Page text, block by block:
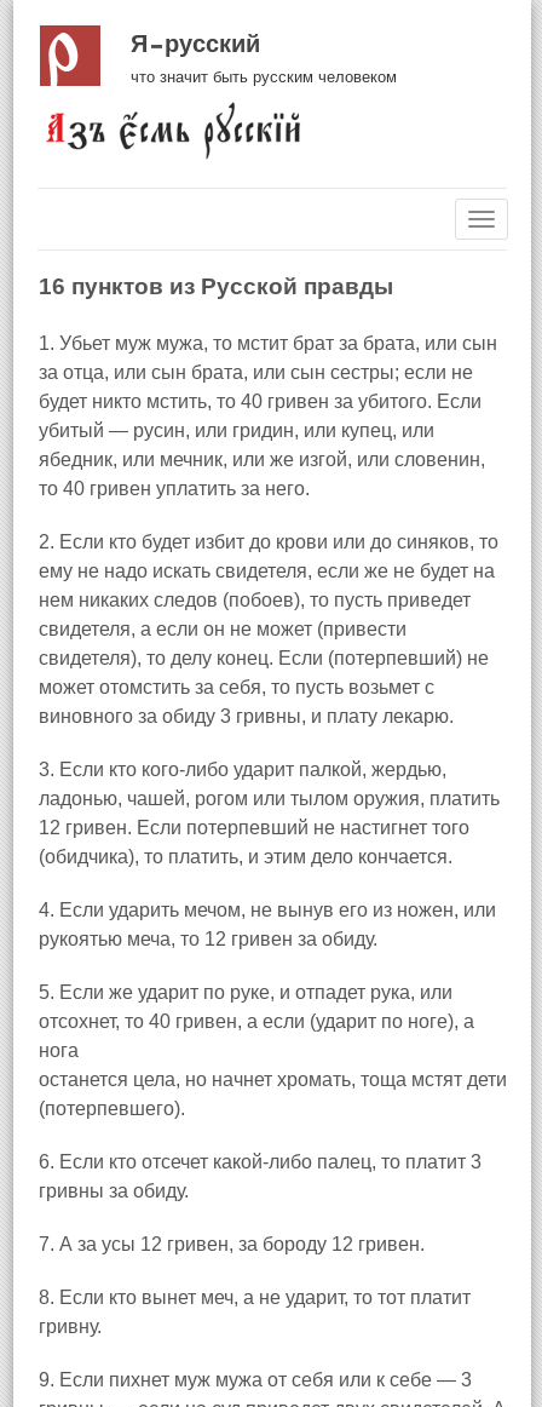
Я русский
что значит быть русским человеком
16 пунктов из Русской правды
1. Убьет муж мужа, то мстит брат за брата, или сын
за отца, или сын брата, или сын сестры; если не
будет никто мстить, то 40 гривен за убитого. Если
убитый — русин, или гридин, или купец, или
ябедник, или мечник, или же изгой, или cловенин,
то 40 гривен уплатить за него.
2. Если кто будет избит до крови или до синяков, то
ему не надо искать свидетеля, если же не будет на
нем никаких следов (побоев), то пусть приведет
свидетеля, а если он не может (привести
свидетеля), то делу конец. Если (потерпевший) не
может отомстить за себя, то пусть возьмет с
виновного за обиду 3 гривны, и плату лекарю.
3. Если кто кого-либо ударит палкой, жердью,
ладонью, чашей, рогом или тылом оружия, платить
12 гривен. Если потерпевший не настигнет того
(обидчика), то платить, и этим дело кончается.
4. Если ударить мечом, не вынув его из ножен, или
рукоятью меча, то 12 гривен за обиду.
5. Если же ударит по руке, и отпадет рука, или
отсохнет, то 40 гривен, а если (ударит по ноге), а
нога
останется цела, но начнет хромать, тоща мстят дети
(потерпевшего).
6. Если кто отсечет какой-либо палец, то платит 3
гривны за обиду.
7. А за усы 12 гривен, за бороду 12 гривен.
8. Если кто вынет меч, а не ударит, то тот платит
гривну.
9. Если пихнет муж мужа от себя или к себе — 3